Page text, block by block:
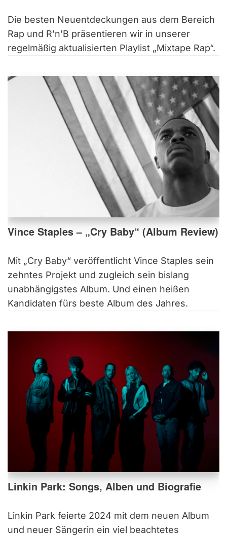
Die besten Neuentdeckungen aus dem Bereich
Rap und R’n’B präsentieren wir in unserer
regelmäßig aktualisierten Playlist „Mixtape Rap“.
Vince Staples – „Cry Baby“ (Album Review)
Mit „Cry Baby“ veröffentlicht Vince Staples sein
zehntes Projekt und zugleich sein bislang
unabhängigstes Album. Und einen heißen
Kandidaten fürs beste Album des Jahres.
Linkin Park: Songs, Alben und Biografie
Linkin Park feierte 2024 mit dem neuen Album
und neuer Sängerin ein viel beachtetes